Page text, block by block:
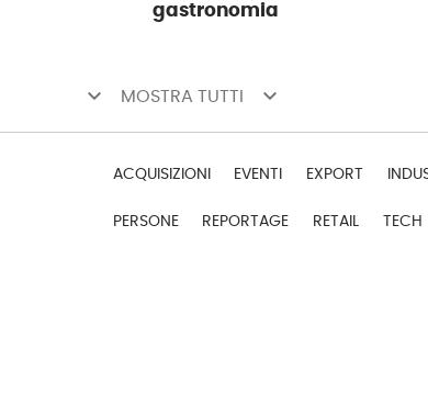
gastronomia
keyboard_arrow_down MOSTRA TUTTI keyboard_arrow_down
ACQUISIZIONI EVENTI EXPORT
PERSONE REPORTAGE RETAIL TECH